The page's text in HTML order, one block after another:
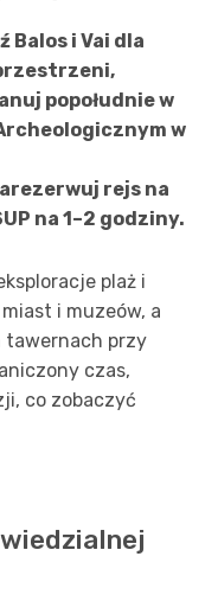
Balos i Vai dla
popołudnie w
w
rejs na
na 1–2 godziny.
plaż i
i muzeów, a
tawernach przy
czas,
co zobaczyć